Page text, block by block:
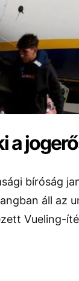
a
bíróság
áll az
Vueling-